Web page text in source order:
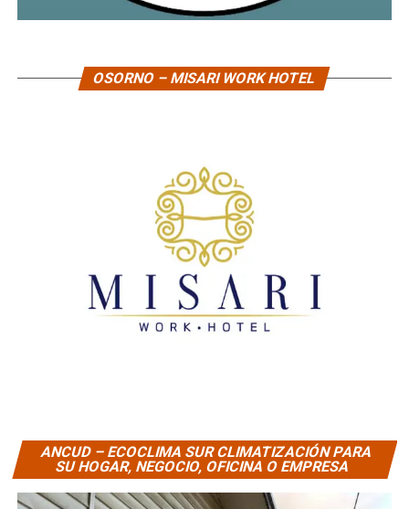
OSORNO – MISARI WORK HOTEL
ANCUD – ECOCLIMA SUR CLIMATIZACIÓN PARA
SU HOGAR, NEGOCIO, OFICINA O EMPRESA